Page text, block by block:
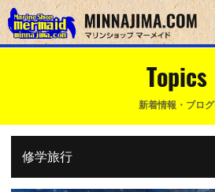
Topics
新着情報・ブログ
修学旅行